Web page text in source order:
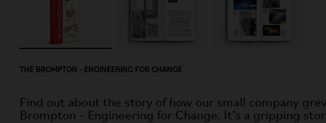
THE BROMPTON - ENGINEERING FOR CHANGE
Find out about the story of how our small company
Brompton - Engineering for Change. It’s a gripping